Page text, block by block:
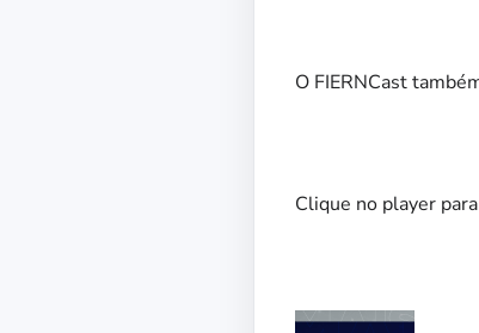
O FIERNCast
Clique no player